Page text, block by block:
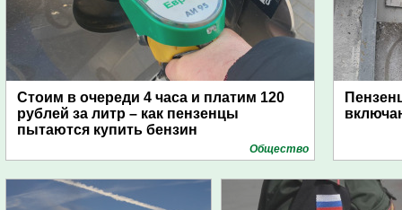
Стоим в очереди 4 часа и платим 120
рублей за литр – как пензенцы
пытаются купить бензин
Общество